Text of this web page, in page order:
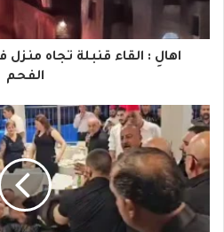
ا
إ
ل
ك
اهالِ : القاء قنبلة تجاه منزل
الفحم